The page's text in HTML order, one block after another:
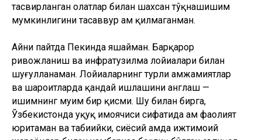
тасвирланган ҳолатлар билан шахсан тўқнашишим
мумкинлигини тасаввур ҳам қилмаганман.
Айни пайтда Пекинда яшайман. Барқарор
ривожланиш ва инфратузилма лойиҳалари билан
шуғулланаман. Лойиҳаларнинг турли ҳамжамиятлар
ва шароитларда қандай ишлашини англаш —
ишимнинг муҳим бир қисми. Шу билан бирга,
Ўзбекистонда ҳуқуқ ҳимоячиси сифатида ҳам фаолият
юритаман ва табиийки, сиёсий ҳамда ижтимоий